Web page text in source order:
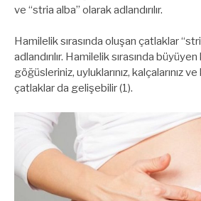
ve “stria alba” olarak adlandırılır.
Hamilelik sırasında oluşan çatlaklar
adlandırılır. Hamilelik sırasında büyüyen
göğüsleriniz, uyluklarınız, kalçalarınız
çatlaklar da gelişebilir (1).